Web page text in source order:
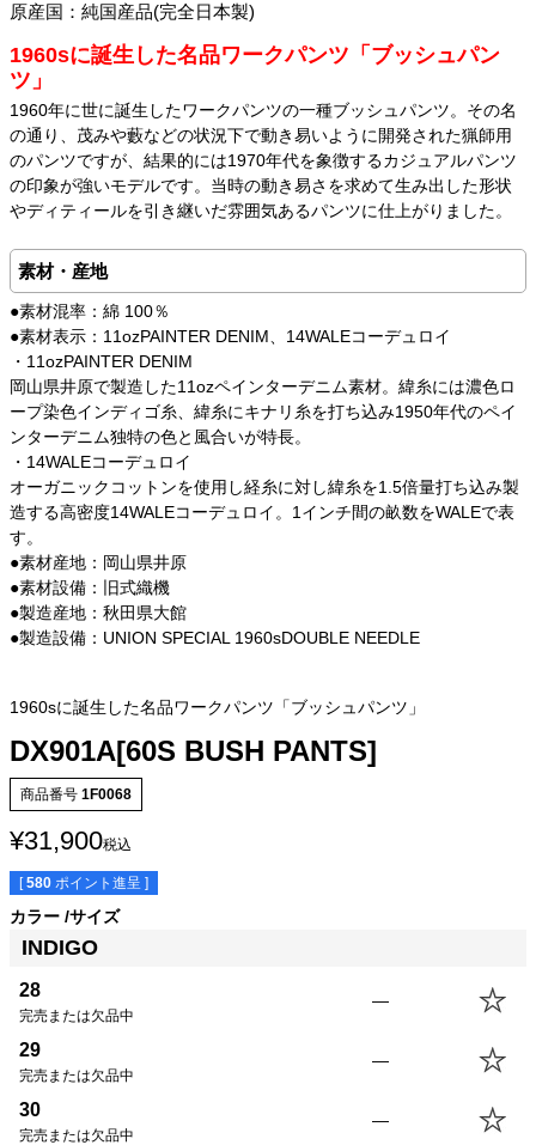
原産国：純国産品(完全日本製)
1960sに誕生した名品ワークパンツ「ブッシュパン
ツ」
1960年に世に誕生したワークパンツの一種ブッシュパンツ。その名
の通り、茂みや藪などの状況下で動き易いように開発された猟師用
のパンツですが、結果的には1970年代を象徴するカジュアルパンツ
の印象が強いモデルです。当時の動き易さを求めて生み出した形状
やディティールを引き継いだ雰囲気あるパンツに仕上がりました。
素材・産地
●素材混率：綿 100％
●素材表示：11ozPAINTER DENIM、14WALEコーデュロイ
・11ozPAINTER DENIM
岡山県井原で製造した11ozペインターデニム素材。緯糸には濃色ロ
ープ染色インディゴ糸、緯糸にキナリ糸を打ち込み1950年代のペイ
ンターデニム独特の色と風合いが特長。
・14WALEコーデュロイ
オーガニックコットンを使用し経糸に対し緯糸を1.5倍量打ち込み製
造する高密度14WALEコーデュロイ。1インチ間の畝数をWALEで表
す。
●素材産地：岡山県井原
●素材設備：旧式織機
●製造産地：秋田県大館
●製造設備：UNION SPECIAL 1960sDOUBLE NEEDLE
29
30
82.0cm 79.8cm
31
32
82.0cm 84.9cm
33
34
82.0cm 90.0cm
1960sに誕生した名品ワークパンツ「ブッシュパンツ」
DX901A[60S BUSH PANTS]
商品番号 1F0068
¥31,900税込
[ 580 ポイント進呈 ]
カラー サイズ
INDIGO
28
完売または欠品中
—
29
完売または欠品中
—
30
完売または欠品中
—